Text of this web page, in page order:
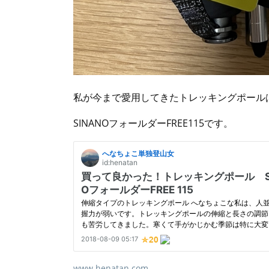
私が今まで愛用してきたトレッキングポール
SINANOフォールダーFREE115です。